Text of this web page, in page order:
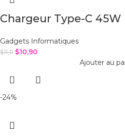
Chargeur Type-C 45W
Gadgets Informatiques
$11,11 $10,90
Ajouter au
-24%